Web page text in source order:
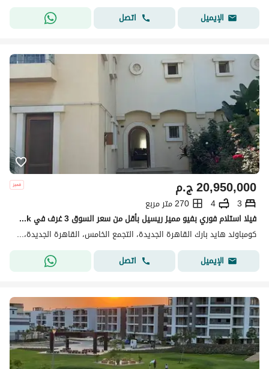
الإيميل
اتصل
ج.م20,950,000
3
4
270 متر مربع
فيلا استلام فوري بفيو مميز ريسيل بأقل من سعر السوق 3 غرف في Hyde Park التجمع الخامس بالقرب من الجولدن سكوير وشارع التسعين للبيع
كومباوند هايد بارك القاهرة الجديدة، التجمع الخامس، القاهرة الجديدة، القاهرة
الإيميل
اتصل